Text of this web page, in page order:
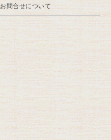
お問合せについて